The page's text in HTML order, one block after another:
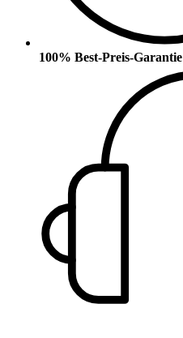
100% Best-Preis-Garantie